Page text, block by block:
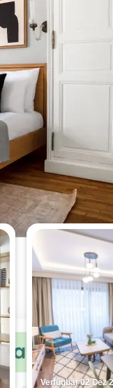
dieser
Verfügbar 02 Dez